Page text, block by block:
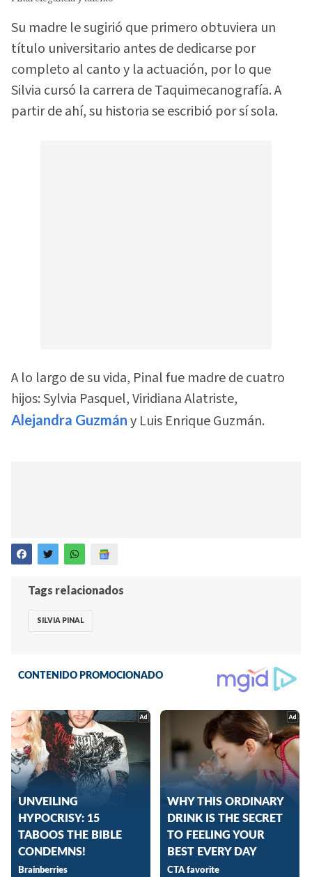
Su madre le sugirió que primero obtuviera un
título universitario antes de dedicarse por
completo al canto y la actuación, por lo que
Silvia cursó la carrera de Taquimecanografía. A
partir de ahí, su historia se escribió por sí sola.
A lo largo de su vida, Pinal fue madre de cuatro
hijos: Sylvia Pasquel, Viridiana Alatriste,
Alejandra Guzmán y Luis Enrique Guzmán.
Tags relacionados
SILVIA PINAL